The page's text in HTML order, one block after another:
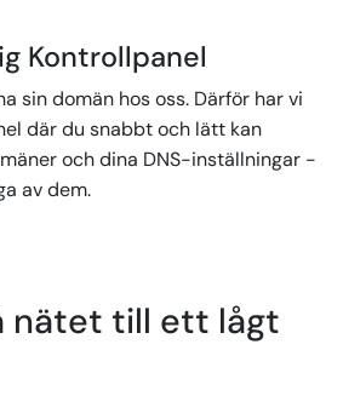
Kontrollpanel
sin domän hos oss. Därför har vi
där du snabbt och lätt kan
och dina DNS-inställningar -
av dem.
nätet till ett lågt